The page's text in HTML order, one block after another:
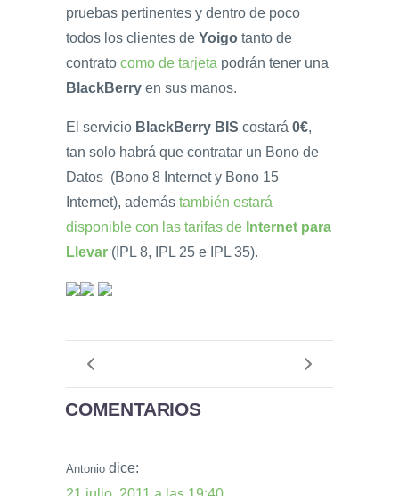
pruebas pertinentes y dentro de poco
todos los clientes de Yoigo tanto de
contrato como de tarjeta podrán tener una
BlackBerry en sus manos.
El servicio BlackBerry BIS costará 0€,
tan solo habrá que contratar un Bono de
Datos (Bono 8 Internet y Bono 15
Internet), además también estará
disponible con las tarifas de Internet para
Llevar (IPL 8, IPL 25 e IPL 35).
COMENTARIOS
Antonio dice: